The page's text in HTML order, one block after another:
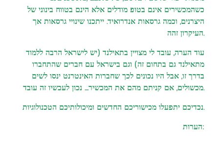
כשהמכשירים אינם בטופ מודלים אלא הינם בטווח בינוני של
היצרנים, וכמה גרסאות אנדרואיד. ייתכנו שינויי גרסאות אך
העיקרון זהה.
עוד הערה, עובד לי מצויין בתאילנד (יש לישראל הרבה ללמוד
מתאילנד גם בתחום זה) וגם בישראל עם חברים שהתחברו
בדרך זו, אבל היו נכונים לכך שחברות האינטרנט ינסו לשים
מכשולים, אם קניתם מהם את המכשיר…. נכון לעכשיו זה עובד.
נכדיכם יתפעלו מכישוריכם החדשים ומיכולותיכם הטכנולוגיות.
הערות: